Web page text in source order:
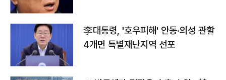
李대통령, '호우피해' 안동·의성 관할
4개면 특별재난지역 선포